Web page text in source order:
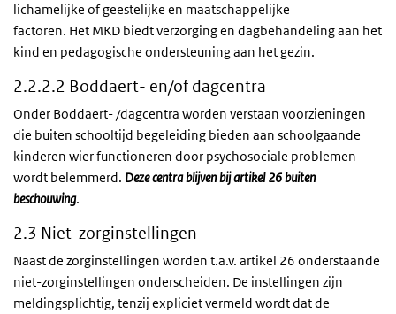
lichamelijke of geestelijke en maatschappelijke
factoren. Het MKD biedt verzorging en dagbehandeling aan het
kind en pedagogische ondersteuning aan het gezin.
2.2.2.2 Boddaert- en/of dagcentra
Onder Boddaert- /dagcentra worden verstaan voorzieningen
die buiten schooltijd begeleiding bieden aan schoolgaande
kinderen wier functioneren door psychosociale problemen
wordt belemmerd. Deze centra blijven bij artikel 26 buiten
beschouwing.
2.3 Niet-zorginstellingen
Naast de zorginstellingen worden t.a.v. artikel 26 onderstaande
niet-zorginstellingen onderscheiden. De instellingen zijn
meldingsplichtig, tenzij expliciet vermeld wordt dat de